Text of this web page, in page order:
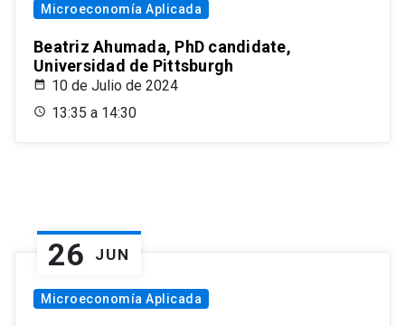
Microeconomía Aplicada
Beatriz Ahumada, PhD candidate,
Universidad de Pittsburgh
10 de Julio de 2024
13:35 a 14:30
26 JUN
Microeconomía Aplicada